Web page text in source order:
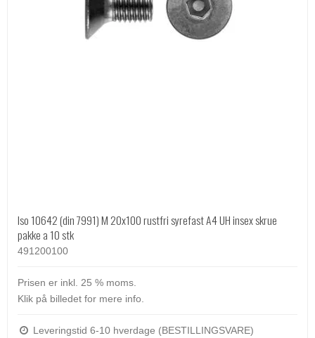
Iso 10642 (din 7991) M 20x100 rustfri syrefast A4 UH insex skrue
pakke a 10 stk
491200100
Prisen er inkl. 25 % moms.
Klik på billedet for mere info.
Leveringstid 6-10 hverdage (BESTILLINGSVARE)